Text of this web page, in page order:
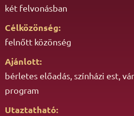
két felvonásban
Célközönség:
felnőtt közönség
Ajánlott:
bérletes előadás, színházi est,
program
Utaztatható: